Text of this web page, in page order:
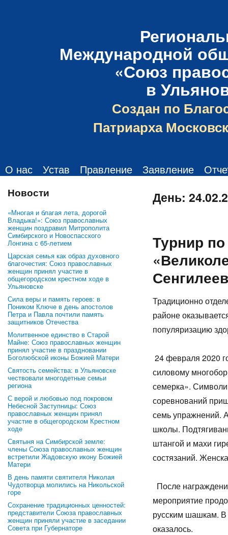
Международной
«Союз
в
Создан по
Патриарха
О нас Устав Правление Заявление
Новости
«Многая и благая лета, дорогой
Владыка!»: Союз православных
женщин поздравил Митрополита
Симбирского и Новоспасского
Лонгина с 65-летием
Царская семья как образ духовного
благочестия: Союз православных
женщин принял участие в
общегородском крестном ходе в
Ульяновске
Сила веры и память героев: в
Поником Ключе в день апостолов
Петра и Павла почтили память
защитников Отечества
Молитвенное единство в Старой
Майне: Союз православных женщин
принял участие в праздновании
Боголюбской иконы Божией Матери
Святость семейства: в Ульяновске
чествовали многодетные семьи
региона
С верой и любовью под покровом
Небесной Заступницы: Союз
православных женщин принял
участие в общегородском Крестном
ходе
Святыня на Симбирской земле:
члены Союза православных женщин
встретили Жадовскую икону Божией
Матери
В день памяти святителя Николая
Чудотворца молились на Никольской
горе
Сохранение традиционных ценностей:
представители Союза православных
женщин приняли участие в заседании
Совета при Губернаторе
День:
Турнир
Традиционно
районе
популяризацию
24 февраля 2020
силовому
семерка».
соревнований
семь упражнений.
школы.
штангой и махи
состязаний.
После
мероприятие
русским шашкам.
оказалось.